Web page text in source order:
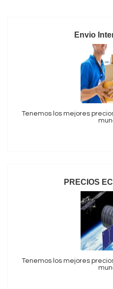
Envio
Tenemos los mejores
PRECIOS
Tenemos los mejores